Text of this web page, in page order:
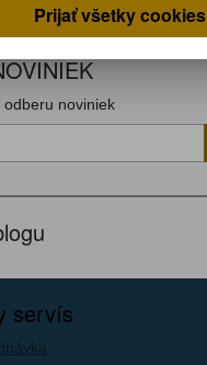
odberu noviniek
servís
Prijať všetky cookies